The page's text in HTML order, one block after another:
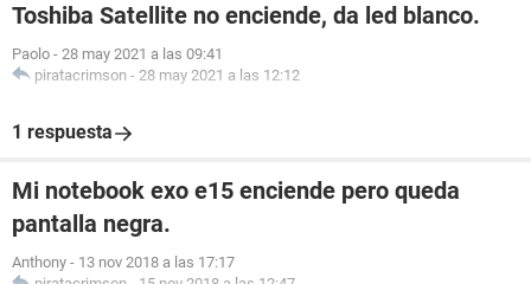
Toshiba Satellite no enciende, da led blanco.
Paolo - 28 may 2021 a las 09:41
piratacrimson - 28 may 2021 a las 12:12
1 respuesta
Mi notebook exo e15 enciende pero queda
pantalla negra.
Anthony - 13 nov 2018 a las 17:17